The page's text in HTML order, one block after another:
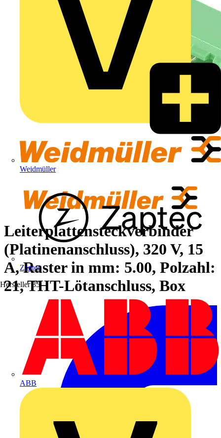
Weidmüller
Zaptec
Hersteller 35
ABB
Leiterplattensteckverbinder
(Platinenanschluss), 320 V, 15
A, Raster in mm: 5.00, Polzahl:
21, THT-Lötanschluss, Box